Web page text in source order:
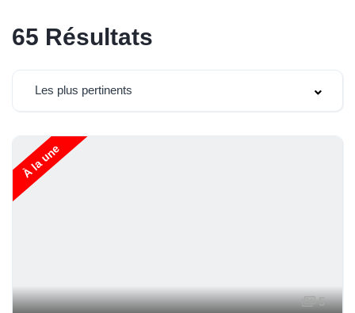
65 Résultats
Les plus pertinents
À la une
5